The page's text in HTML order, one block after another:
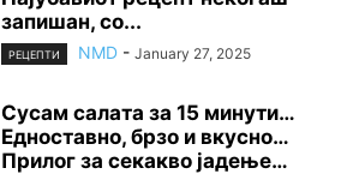
запишан, со...
РЕЦЕПТИ NMD - January 27, 2025
Сусам салата за 15 минути…
Едноставно, брзо и вкусно…
Прилог за секакво јадење…